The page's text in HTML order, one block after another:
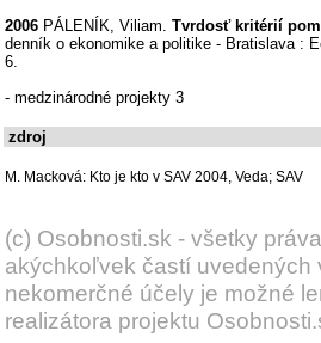
2006 PÁLENÍK, Viliam. Tvrdosť kritérií
denník o ekonomike a politike - Bratislava :
6.
- medzinárodné projekty 3
zdroj
M. Macková: Kto je kto v SAV 2004, Veda; SAV
(c) Osobnosti.sk - všetky
akýchkoľvek častí uvedených
nekomerčné účely je možné
realizátora projektu